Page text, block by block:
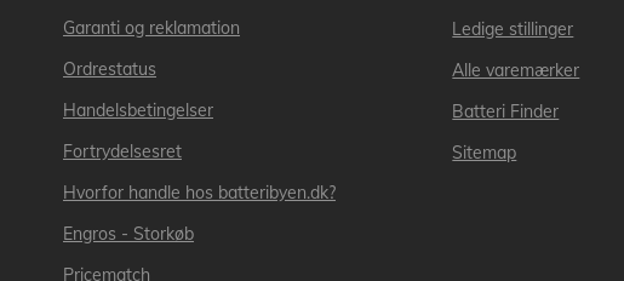
Garanti og reklamation
Ordrestatus
Handelsbetingelser
Fortrydelsesret
Hvorfor handle hos batteribyen.dk?
Engros - Storkøb
Pricematch
Ledige stillinger
Alle varemærker
Batteri Finder
Sitemap